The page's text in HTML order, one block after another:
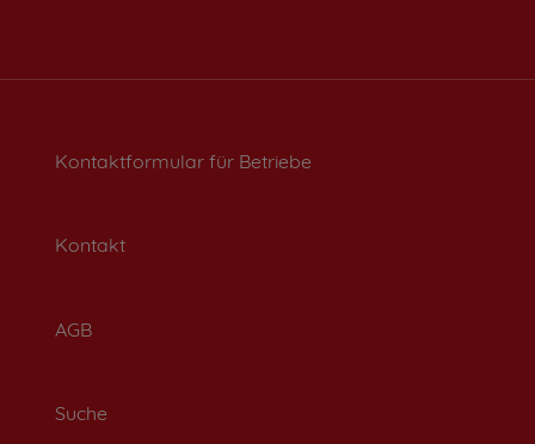
Kontaktformular für Betriebe
Kontakt
AGB
Suche